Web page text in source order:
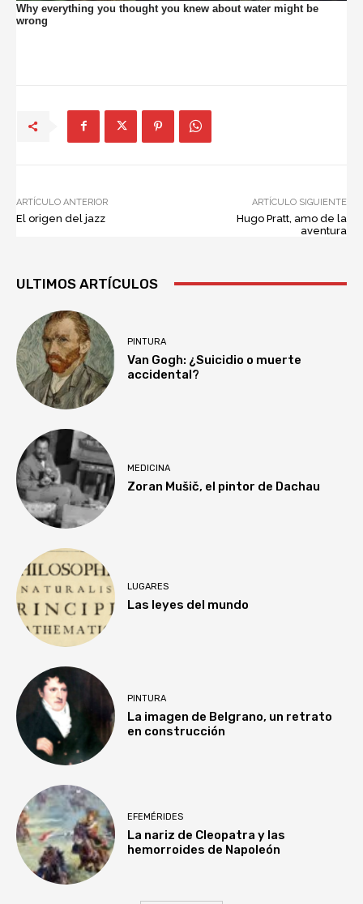
ARTÍCULO ANTERIOR
El origen del jazz
ARTÍCULO SIGUIENTE
Hugo Pratt, amo de la
aventura
ULTIMOS ARTÍCULOS
PINTURA
Van Gogh: ¿Suicidio o muerte
accidental?
MEDICINA
Zoran Mušič, el pintor de Dachau
LUGARES
Las leyes del mundo
PINTURA
La imagen de Belgrano, un retrato
en construcción
EFEMÉRIDES
La nariz de Cleopatra y las
hemorroides de Napoleón